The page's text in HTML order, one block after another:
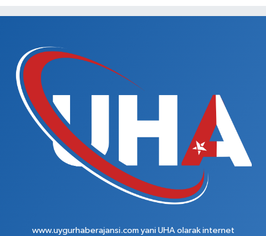
www.uygurhaberajansi.com yani UHA olarak internet